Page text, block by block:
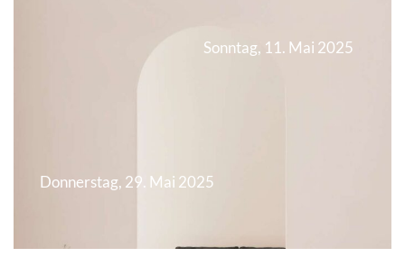
Sonntag, 11. Mai 2025
Donnerstag, 29. Mai 2025